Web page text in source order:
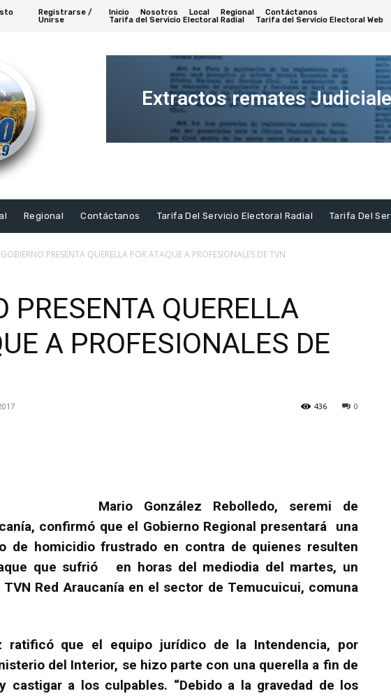
Registrarse /
Unirse
Inicio Nosotros Local Regional
Contáctanos
Tarifa del Servicio Electoral Radial
Tarifa del Servicio Electoral Web
Extractos remates
Extracto
Regional Contáctanos Tarifa Del Servicio Electoral Radial Tarifa Del
GOBIERNO PRESENTA QUERELLA POR ATAQUE A PROFESIONALES DE TVN
PRESENTA QUERELLA
A PROFESIONALES DE
0
436
Mario González Rebolledo, seremi de
confirmó que el Gobierno Regional presentará una
de homicidio frustrado en contra de quienes resulten
que sufrió en horas del mediodia del martes, un
Red Araucanía en el sector de Temucuicui, comuna
ratificó que el equipo jurídico de la Intendencia, por
del Interior, se hizo parte con una querella a fin de
castigar a los culpables. “Debido a la gravedad de los